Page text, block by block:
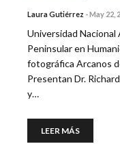
Laura Gutiérrez -May 22,
Universidad
Peninsular en
fotográfica Arcanos
Presentan Dr.
y…
LEER MÁS